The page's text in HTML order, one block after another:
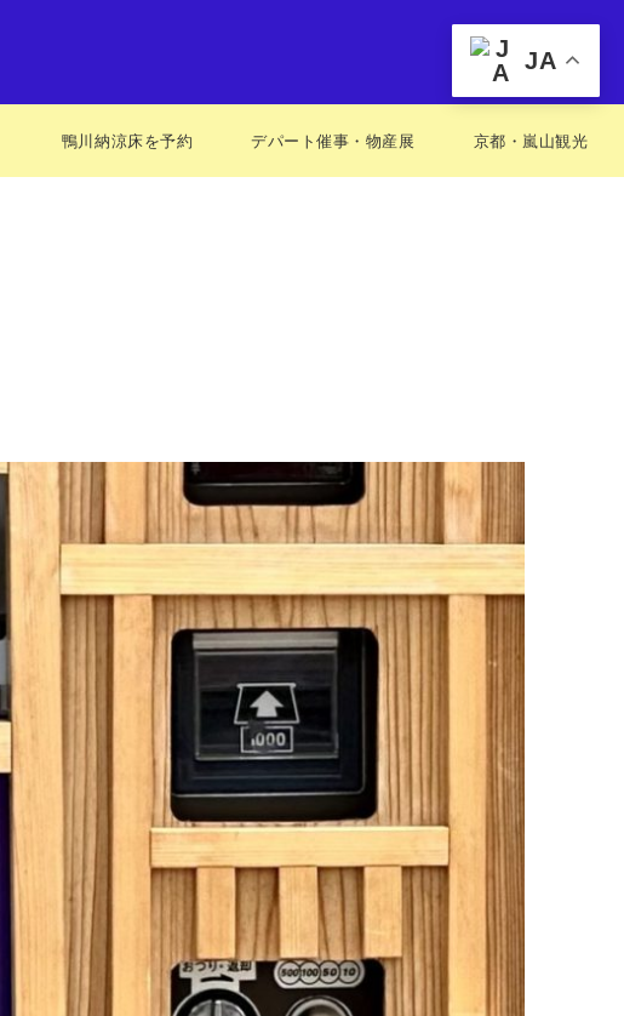
鴨川納涼床を予約 デパート催事・物産展 京都・嵐山観光
JA